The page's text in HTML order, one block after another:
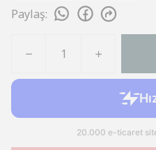
Paylaş: